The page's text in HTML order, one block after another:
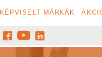
KÉPVISELT MÁRKÁK
  